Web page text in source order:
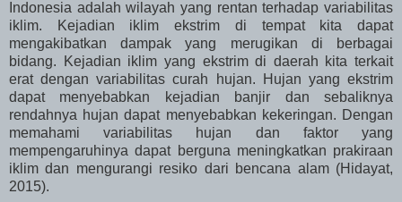
Indonesia adalah wilayah yang rentan terhadap variabilitas
iklim. Kejadian iklim ekstrim di tempat kita dapat
mengakibatkan dampak yang merugikan di berbagai
bidang. Kejadian iklim yang ekstrim di daerah kita terkait
erat dengan variabilitas curah hujan. Hujan yang ekstrim
dapat menyebabkan kejadian banjir dan sebaliknya
rendahnya hujan dapat menyebabkan kekeringan. Dengan
memahami variabilitas hujan dan faktor yang
mempengaruhinya dapat berguna meningkatkan prakiraan
iklim dan mengurangi resiko dari bencana alam (Hidayat,
2015).